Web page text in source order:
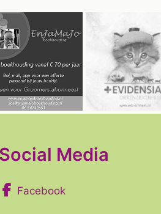
Social Media
Facebook